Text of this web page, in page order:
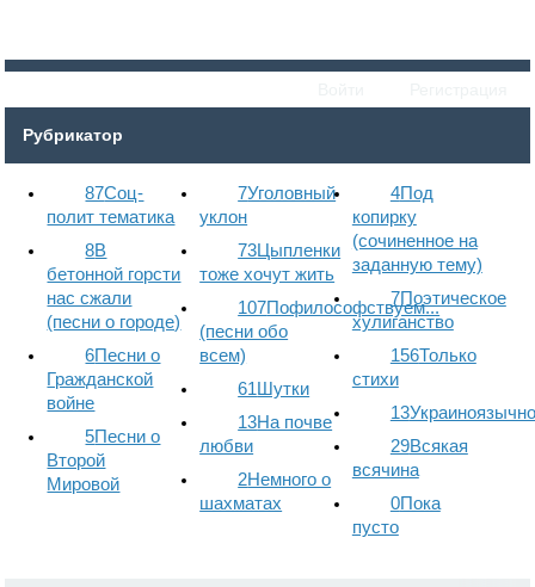
Рубрикатор
87Соц-
полит тематика
8В
бетонной горсти
нас сжали
(песни о городе)
6Песни о
Гражданской
войне
5Песни о
Второй
Мировой
7Уголовный
уклон
73Цыпленки
тоже хочут жить
107Пофилософствуем...
(песни обо
всем)
61Шутки
13На почве
любви
2Немного о
шахматах
4Под
копирку
(сочиненное на
заданную тему)
7Поэтическое
хулиганство
156Только
стихи
13
29Всякая
всячина
0Пока
пусто